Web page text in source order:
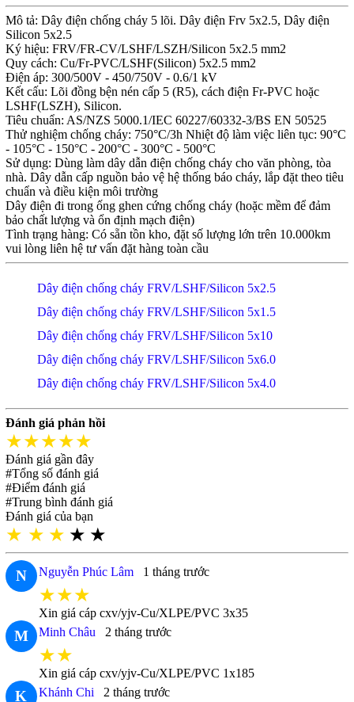
Mô tả: Dây điện chống cháy 5 lõi. Dây điện Frv 5x2.5, Dây điện
Silicon 5x2.5
Ký hiệu: FRV/FR-CV/LSHF/LSZH/Silicon 5x2.5 mm2
Quy cách: Cu/Fr-PVC/LSHF(Silicon) 5x2.5 mm2
Điện áp: 300/500V - 450/750V - 0.6/1 kV
Kết cấu: Lõi đồng bện nén cấp 5 (R5), cách điện Fr-PVC hoặc
LSHF(LSZH), Silicon.
Tiêu chuẩn: AS/NZS 5000.1/IEC 60227/60332-3/BS EN 50525
Thử nghiệm chống cháy: 750°C/3h Nhiệt độ làm việc liên tục: 90°C
- 105°C - 150°C - 200°C - 300°C - 500°C
Sử dụng: Dùng làm dây dẫn điện chống cháy cho văn phòng, tòa
nhà. Dây dẫn cấp nguồn bảo vệ hệ thống báo cháy, lắp đặt theo tiêu
chuẩn và điều kiện môi trường
Dây điện đi trong ống ghen cứng chống cháy (hoặc mềm để đảm
bảo chất lượng và ổn định mạch điện)
Tình trạng hàng: Có sẵn tồn kho, đặt số lượng lớn trên 10.000km
vui lòng liên hệ tư vấn đặt hàng toàn cầu
Dây điện chống cháy FRV/LSHF/Silicon 5x2.5
Dây điện chống cháy FRV/LSHF/Silicon 5x1.5
Dây điện chống cháy FRV/LSHF/Silicon 5x10
Dây điện chống cháy FRV/LSHF/Silicon 5x6.0
Dây điện chống cháy FRV/LSHF/Silicon 5x4.0
Đánh giá phản hồi
★★★★★
Đánh giá gần đây
#Tổng số đánh giá
#Điểm đánh giá
#Trung bình đánh giá
Đánh giá của bạn
★ ★ ★ ★ ★
N Nguyễn Phúc Lâm 1 tháng trước
★★★
Xin giá cáp cxv/yjv-Cu/XLPE/PVC 3x35
M Minh Châu 2 tháng trước
★★
Xin giá cáp cxv/yjv-Cu/XLPE/PVC 1x185
K Khánh Chi 2 tháng trước